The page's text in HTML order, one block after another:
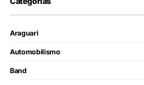
Araguari
Automobilismo
Band